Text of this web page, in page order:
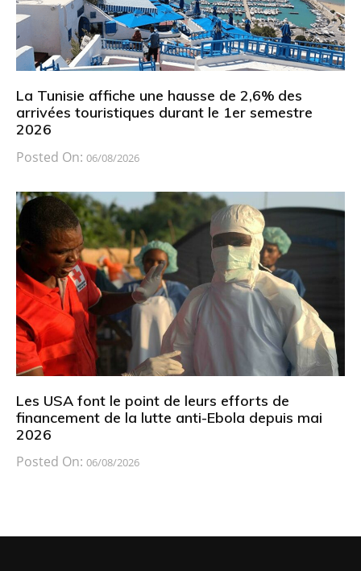
La Tunisie affiche une hausse de 2,6% des
arrivées touristiques durant le 1er semestre
2026
Posted On: 06/08/2026
Les USA font le point de leurs efforts de
financement de la lutte anti-Ebola depuis mai
2026
Posted On: 06/08/2026